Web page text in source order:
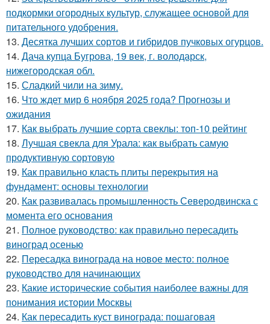
подкормки огородных культур, служащее основой для
питательного удобрения.
13. Десятка лучших сортов и гибридов пучковых огурцов.
14. Дача купца Бугрова, 19 век, г. володарск,
нижегородская обл.
15. Сладкий чили на зиму.
16. Что ждет мир 6 ноября 2025 года? Прогнозы и
ожидания
17. Как выбрать лучшие сорта свеклы: топ-10 рейтинг
18. Лучшая свекла для Урала: как выбрать самую
продуктивную сортовую
19. Как правильно класть плиты перекрытия на
фундамент: основы технологии
20. Как развивалась промышленность Северодвинска с
момента его основания
21. Полное руководство: как правильно пересадить
виноград осенью
22. Пересадка винограда на новое место: полное
руководство для начинающих
23. Какие исторические события наиболее важны для
понимания истории Москвы
24. Как пересадить куст винограда: пошаговая